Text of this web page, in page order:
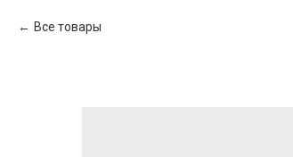
Все товары